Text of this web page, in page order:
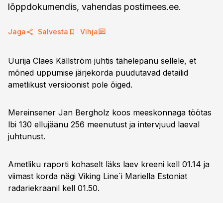
lõppdokumendis, vahendas postimees.ee.
Jaga Salvesta Vihja
Uurija Claes Källström juhtis tähelepanu sellele, et
mõned uppumise järjekorda puudutavad detailid
ametlikust versioonist pole õiged.
Mereinsener Jan Bergholz koos meeskonnaga töötas
lbi 130 ellujäänu 256 meenutust ja intervjuud laeval
juhtunust.
Ametliku raporti kohaselt läks laev kreeni kell 01.14 ja
viimast korda nägi Viking Line`i Mariella Estoniat
radariekraanil kell 01.50.